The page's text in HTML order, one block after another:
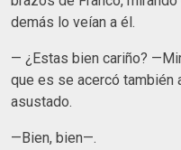
demás lo veían a él.
— ¿Estas bien cariño?
que es se acercó también
asustado.
—Bien, bien—.